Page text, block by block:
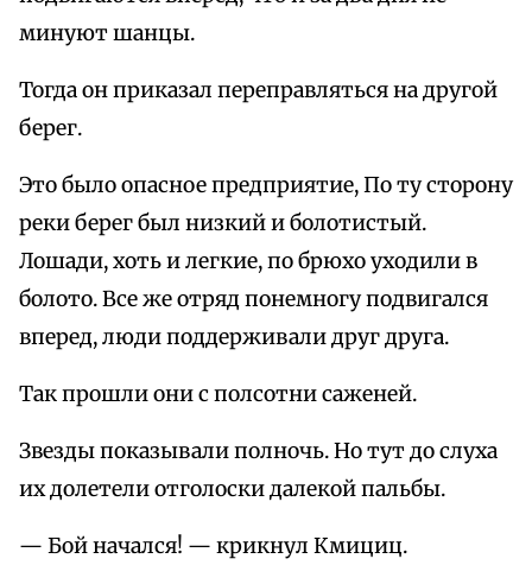
минуют шанцы.
Тогда он приказал переправляться на другой
берег.
Это было опасное предприятие, По ту сторону
реки берег был низкий и болотистый.
Лошади, хоть и легкие, по брюхо уходили в
болото. Все же отряд понемногу подвигался
вперед, люди поддерживали друг друга.
Так прошли они с полсотни саженей.
Звезды показывали полночь. Но тут до слуха
их долетели отголоски далекой пальбы.
— Бой начался! — крикнул Кмициц.